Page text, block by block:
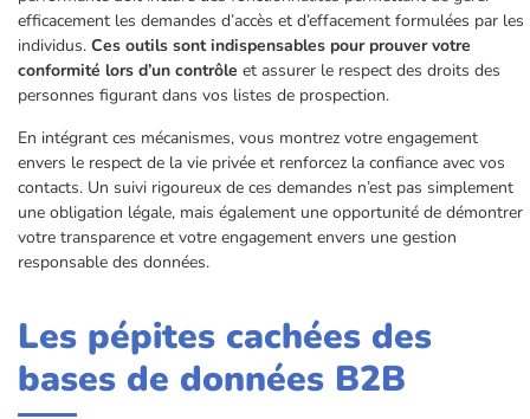
efficacement les demandes d’accès et d’effacement formulées par les
individus. Ces outils sont indispensables pour prouver votre
conformité lors d’un contrôle et assurer le respect des droits des
personnes figurant dans vos listes de prospection.
En intégrant ces mécanismes, vous montrez votre engagement
envers le respect de la vie privée et renforcez la confiance avec vos
contacts. Un suivi rigoureux de ces demandes n’est pas simplement
une obligation légale, mais également une opportunité de démontrer
votre transparence et votre engagement envers une gestion
responsable des données.
Les pépites cachées des
bases de données B2B